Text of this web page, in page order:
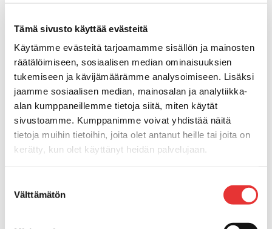
Tämä sivusto käyttää evästeitä
Käytämme evästeitä tarjoamamme sisällön ja mainosten
räätälöimiseen, sosiaalisen median ominaisuuksien
tukemiseen ja kävijämäärämme analysoimiseen. Lisäksi
jaamme sosiaalisen median, mainosalan ja analytiikka-
alan kumppaneillemme tietoja siitä, miten käytät
sivustoamme. Kumppanimme voivat yhdistää näitä
tietoja muihin tietoihin, joita olet antanut heille tai joita on
kerätty, kun olet käyttänyt heidän palvelujaan.
valinta
Välttämätön
rullaverhot
Verhot
Venetikkaat
Uimatikkaat
Kasettitikkaat
Keulatikkaat
Köysitikkaat
Kiinnikkeet ja tukijalat
Kävelysillat